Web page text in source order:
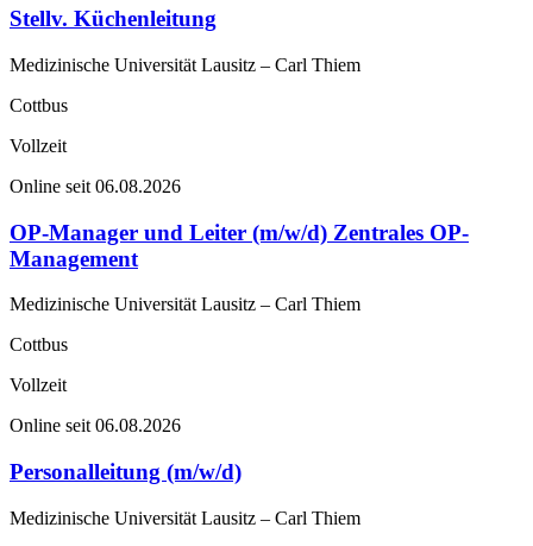
Stellv. Küchenleitung
Medizinische Universität Lausitz – Carl Thiem
Cottbus
Vollzeit
Online seit 06.08.2026
OP-Manager und Leiter (m/w/d) Zentrales OP-
Management
Medizinische Universität Lausitz – Carl Thiem
Cottbus
Vollzeit
Online seit 06.08.2026
Personalleitung (m/w/d)
Medizinische Universität Lausitz – Carl Thiem